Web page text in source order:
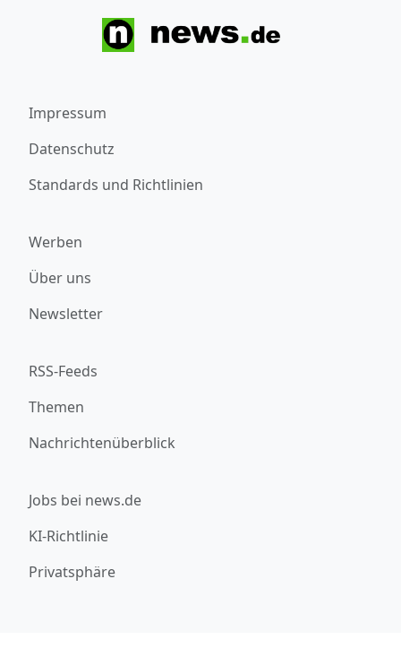
Impressum
Datenschutz
Standards und Richtlinien
Werben
Über uns
Newsletter
RSS-Feeds
Themen
Nachrichtenüberblick
Jobs bei news.de
KI-Richtlinie
Privatsphäre